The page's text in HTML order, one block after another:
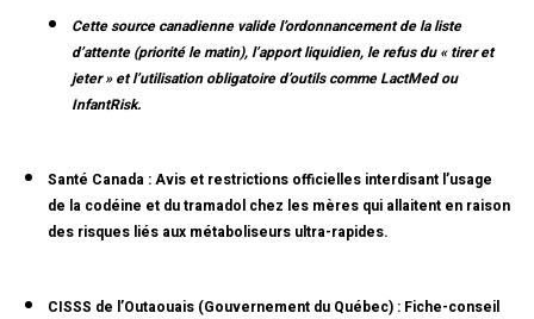
Cette source canadienne valide l’ordonnancement de la liste
d’attente (priorité le matin), l’apport liquidien, le refus du « tirer et
jeter » et l’utilisation obligatoire d’outils comme LactMed ou
InfantRisk.
Santé Canada :Avis et restrictions officielles interdisant l’usage
de la codéine et du tramadol chez les mères qui allaitent en raison
des risques liés aux métaboliseurs ultra-rapides.
CISSS de l’Outaouais (Gouvernement du Québec) : Fiche-conseil